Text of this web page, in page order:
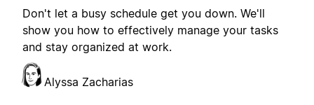
Don't let a busy schedule get you down. We'll
show you how to effectively manage your tasks
and stay organized at work.
Alyssa Zacharias